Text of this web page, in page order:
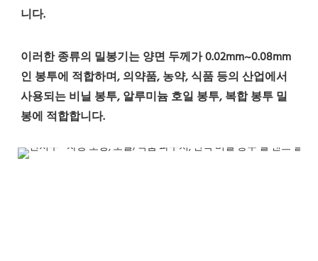
니다.
이러한 종류의 밀봉기는 양면 두께가 0.02mm~0.08mm
인 봉투에 적합하며, 의약품, 농약, 식품 등의 산업에서
사용되는 비닐 봉투, 알루미늄 호일 봉투, 복합 봉투 밀
봉에 적합합니다.